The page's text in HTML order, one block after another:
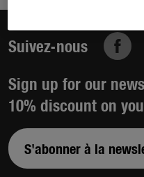
Suivez-nous
Sign up for our
10% discount on
S'abonner à la